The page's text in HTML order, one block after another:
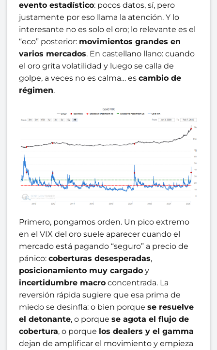
evento estadístico: pocos datos, sí, pero
justamente por eso llama la atención. Y lo
interesante no es solo el oro; lo relevante es el
“eco” posterior: movimientos grandes en
varios mercados. En castellano llano: cuando
el oro grita volatilidad y luego se calla de
golpe, a veces no es calma… es cambio de
régimen.
Primero, pongamos orden. Un pico extremo
en el VIX del oro suele aparecer cuando el
mercado está pagando “seguro” a precio de
pánico: coberturas desesperadas,
posicionamiento muy cargado y
incertidumbre macro concentrada. La
reversión rápida sugiere que esa prima de
miedo se desinfla: o bien porque se resuelve
el detonante, o porque se agota el flujo de
cobertura, o porque los dealers y el gamma
dejan de amplificar el movimiento y empieza